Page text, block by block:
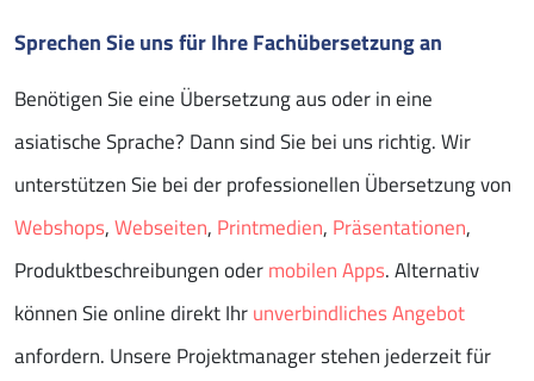
Sprechen Sie uns für Ihre Fachübersetzung an
Benötigen Sie eine Übersetzung aus oder in eine
asiatische Sprache? Dann sind Sie bei uns richtig. Wir
unterstützen Sie bei der professionellen Übersetzung von
Webshops,Webseiten, Printmedien, Präsentationen,
Produktbeschreibungen odermobilen Apps. Alternativ
können Sie online direkt Ihrunverbindliches Angebot
anfordern. Unsere Projektmanager stehen jederzeit für